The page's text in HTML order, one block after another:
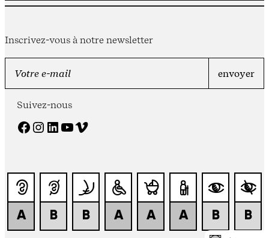
Inscrivez-vous à notre newsletter
Suivez-nous
Facebook Instagram LinkedIn YouTube Vimeo